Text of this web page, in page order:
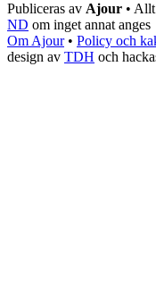
Publiceras av Ajour •
ND om inget annat anges
Om Ajour• Policy och
design av TDH och